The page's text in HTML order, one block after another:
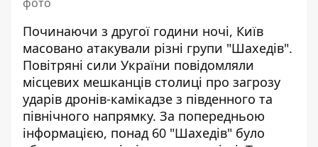
Починаючи з другої години ночі, Київ
масовано атакували різні групи "Шахедів".
Повітряні сили України повідомляли
місцевих мешканців столиці про загрозу
ударів дронів-камікадзе з південного та
північного напрямку. За попередньою
інформацією, понад 60 "Шахедів" було